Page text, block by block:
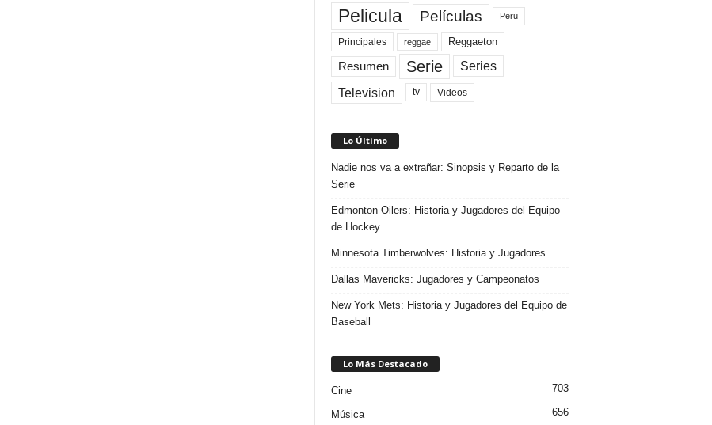
Pelicula Películas Peru
Principales reggae Reggaeton
Resumen Serie Series
Television tv Videos
Lo Último
Nadie nos va a extrañar: Sinopsis y Reparto de la
Serie
Edmonton Oilers: Historia y Jugadores del Equipo
de Hockey
Minnesota Timberwolves: Historia y Jugadores
Dallas Mavericks: Jugadores y Campeonatos
New York Mets: Historia y Jugadores del Equipo de
Baseball
Lo Más Destacado
Cine 703
Música 656